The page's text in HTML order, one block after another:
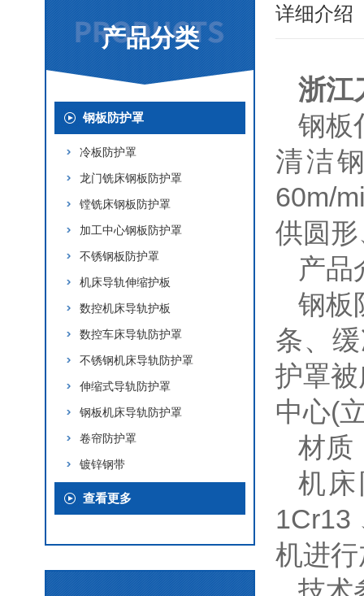
产品分类
钢板防护罩
冷板防护罩
龙门铣床钢板防护罩
镗铣床钢板防护罩
加工中心钢板防护罩
不锈钢板防护罩
机床导轨伸缩护板
数控机床导轨护板
数控车床导轨防护罩
不锈钢机床导轨防护罩
伸缩式导轨防护罩
钢板机床导轨防护罩
卷帘防护罩
镀锌钢带
查看更多
详细介绍
浙江
钢板
清洁
60m/
供圆
产品
钢板
条、
护罩
中心(
材质
机
1Cr13
机进